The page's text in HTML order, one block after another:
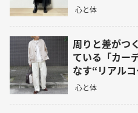
心と体
周りと差がつ
ている「カー
なす“リアル
心と体